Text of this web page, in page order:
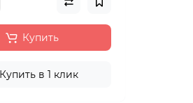
Купить
Купить в 1 клик